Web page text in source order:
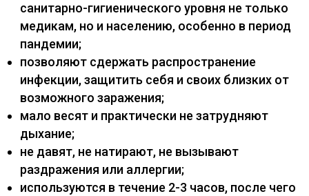
санитарно-гигиенического уровня не только
медикам, но и населению, особенно в период
пандемии;
позволяют сдержать распространение
инфекции, защитить себя и своих близких от
возможного заражения;
мало весят и практически не затрудняют
дыхание;
не давят, не натирают, не вызывают
раздражения или аллергии;
используются в течение 2-3 часов, после чего